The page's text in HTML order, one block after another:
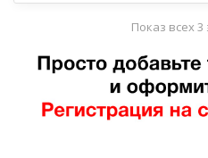
Показ всех